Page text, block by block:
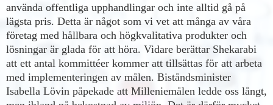
använda offentliga upphandlingar och inte alltid gå på
lägsta pris. Detta är något som vi vet att många av våra
företag med hållbara och högkvalitativa produkter och
lösningar är glada för att höra. Vidare berättar Shekarabi
att ett antal kommittéer kommer att tillsättas för att arbeta
med implementeringen av målen. Biståndsminister
Isabella Lövin påpekade att Milleniemålen ledde oss långt,